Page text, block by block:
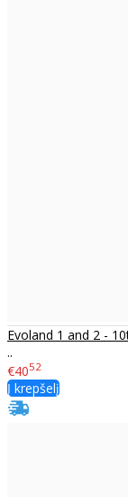
Evoland 1 and 2 -
..
€4052
Į krepšelį